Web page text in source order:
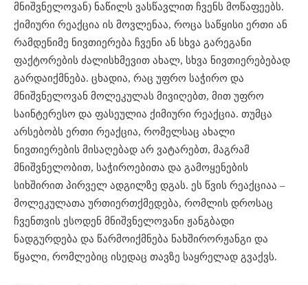
მნიშვნელოვან) ნაწილს ვასწავლით ჩვენს მოწაფეებს.
ქიმიური რეაქცია ის მოვლენაა, როცა საწყისი ერთი ან
რამდენიმე ნივთიერება ჩვენი ან სხვა გარეგანი
ფაქტორების ძალისხმევით ახალ, სხვა ნივთიერებებად
გარდაიქმნება. ცხადია, რაც უფრო საჭირო და
მნიშვნელოვან მოლეკულას მივიღებთ, მით უფრო
საინტერესო და ფასეულია ქიმიური რეაქცია. თუმცა
არსებობს ერთი რეაქცია, რომელსაც ახალი
ნივთიერების მისაღებად არ ვატარებთ, მაგრამ
მნიშვნელობით, საჭიროებითა და გამოყენების
სიხშირით პირველ ადგილზე დგას. ეს წვის რეაქციაა –
მოლეკულათა ურთიერთქმედება, რომლის დროსაც
ჩვენთვის ესოდენ მნიშვნელოვანი ჟანგბადი
ნადგურდება და წარმოიქმნება ნახშირორჟანგი და
წყალი, რომლებიც ისედაც თავზე საყრელად გვაქვს.